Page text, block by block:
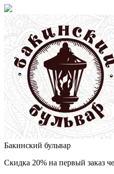
Бакинский бульвар
Скидка 20% на первый заказ